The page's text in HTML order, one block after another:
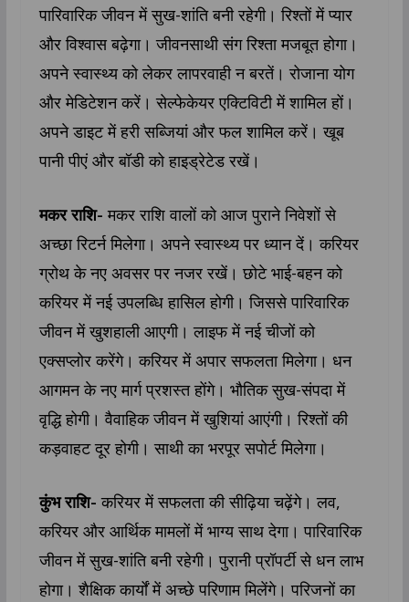
पारिवारिक जीवन में सुख-शांति बनी रहेगी। रिश्तों में प्यार
और विश्वास बढ़ेगा। जीवनसाथी संग रिश्ता मजबूत होगा।
अपने स्वास्थ्य को लेकर लापरवाही न बरतें। रोजाना योग
और मेडिटेशन करें। सेल्फेकेयर एक्टिविटी में शामिल हों।
अपने डाइट में हरी सब्जियां और फल शामिल करें। खूब
पानी पीएं और बॉडी को हाइड्रेटेड रखें।
मकर राशि- मकर राशि वालों को आज पुराने निवेशों से
अच्छा रिटर्न मिलेगा। अपने स्वास्थ्य पर ध्यान दें। करियर
ग्रोथ के नए अवसर पर नजर रखें। छोटे भाई-बहन को
करियर में नई उपलब्धि हासिल होगी। जिससे पारिवारिक
जीवन में खुशहाली आएगी। लाइफ में नई चीजों को
एक्सप्लोर करेंगे। करियर में अपार सफलता मिलेगा। धन
आगमन के नए मार्ग प्रशस्त होंगे। भौतिक सुख-संपदा में
वृद्धि होगी। वैवाहिक जीवन में खुशियां आएंगी। रिश्तों की
कड़वाहट दूर होगी। साथी का भरपूर सपोर्ट मिलेगा।
कुंभ राशि- करियर में सफलता की सीढ़िया चढ़ेंगे। लव,
करियर और आर्थिक मामलों में भाग्य साथ देगा। पारिवारिक
जीवन में सुख-शांति बनी रहेगी। पुरानी प्रॉपर्टी से धन लाभ
होगा। शैक्षिक कार्यों में अच्छे परिणाम मिलेंगे। परिजनों का